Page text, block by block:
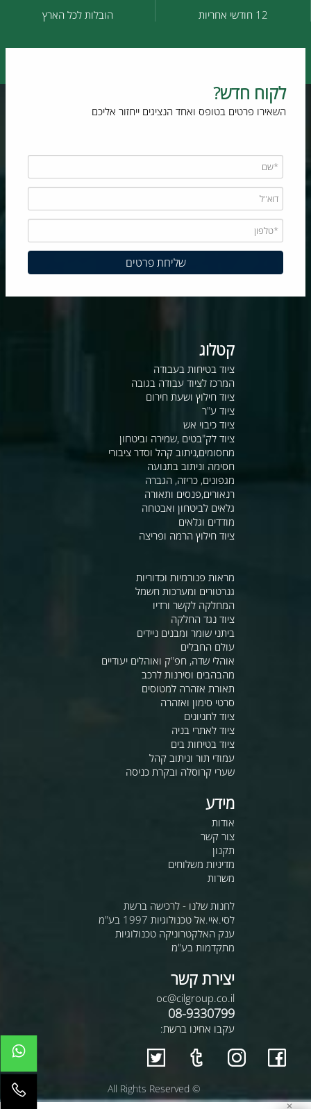
12 חודשי אחריות הובלות לכל הארץ
לקוח חדש?
השאירו פרטים בטופס ואחד הנציגים ייחזור אליכם
קטלוג
ציוד בטיחות בעבודה
המרכז לציוד עבודה בגובה
ציוד חילוץ ושעת חירום
ציוד ע"ר
ציוד כיבוי אש
ציוד לק"בטים ,שמירה וביטחון
מחסומים,ניתוב קהל וסדר ציבורי
חסימה וניתוב בתנועה
מגפונים, כריזה, הגברה
רנאורים,פנסים ותאורה
גלאים לביטחון ואבטחה
מודדים וגלאים
ציוד חילוץ הרמה ופריצה
מראות פנורמיות וכדוריות
גנרטורים ומערכות חשמל
המחלקה לקשר ורדיו
ציוד נגד החלקה
ביתני שומר ומבנים ניידים
עולם החבלים
אוהלי שדה, חפ"ק ואוהלים יעודיים
מהבהבים וסירנות לרכב
תאורת אזהרה למטוסים
סרטי סימון ואזהרה
ציוד לחניונים
ציוד לאתרי בניה
ציוד בטיחות בים
עמודי תור וניתוב קהל
שערי קרוסלה ובקרת כניסה
מידע
אודות
צור קשר
תקנון
מדיניות משלוחים
משרות
לחנות שלנו - לרכישה ברשת
לסי.איי.אל טכנולוגיות 1997 בע"מ
ענק האלקטרוניקה טכנולוגיות
מתקדמות בע"מ
יצירת קשר
oc@cilgroup.co.il
08-9330799
עקבו אחינו ברשת:
© All Rights Reserved
✕